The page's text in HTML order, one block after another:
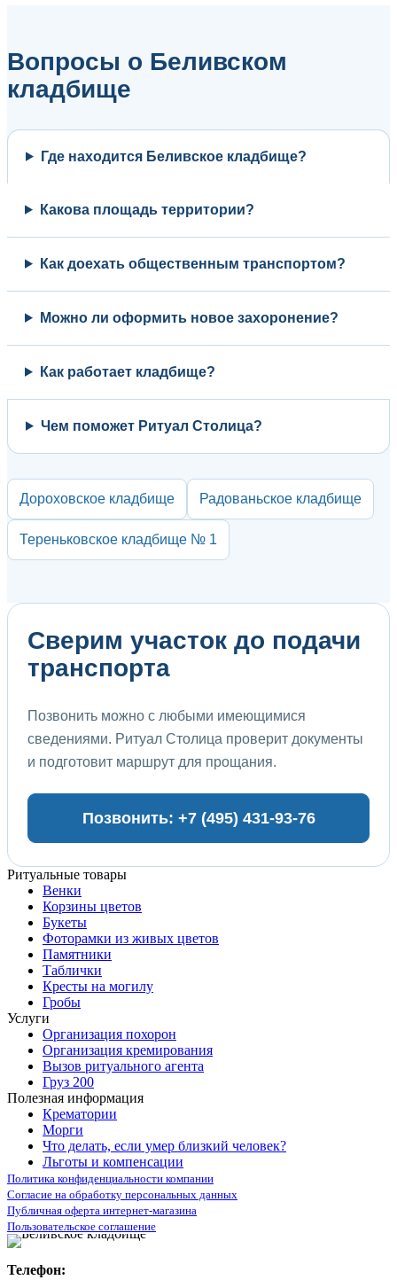
Вопросы о Беливском
кладбище
Где находится Беливское кладбище?
Какова площадь территории?
Как доехать общественным транспортом?
Можно ли оформить новое захоронение?
Как работает кладбище?
Чем поможет Ритуал Столица?
Дороховское кладбище Радованьское кладбище
Тереньковское кладбище № 1
Сверим участок до подачи
транспорта
Позвонить можно с любыми имеющимися
сведениями. Ритуал Столица проверит документы
и подготовит маршрут для прощания.
Позвонить: +7 (495) 431-93-76
Ритуальные товары
Венки
Корзины цветов
Букеты
Фоторамки из живых цветов
Памятники
Таблички
Кресты на могилу
Гробы
Услуги
Организация похорон
Организация кремирования
Вызов ритуального агента
Груз 200
Полезная информация
Крематории
Морги
Что делать, если умер близкий человек?
Льготы и компенсации
Политика конфиденциальности компании
Согласие на обработку персональных данных
Публичная оферта интернет-магазина
Пользовательское соглашение
Телефон: